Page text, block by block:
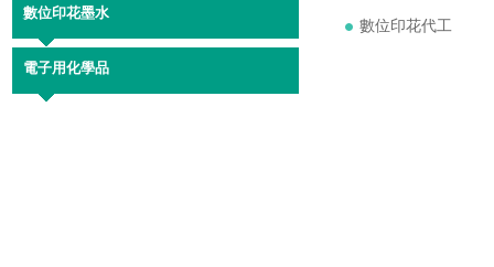
數位印花墨水
電子用化學品
數位印花代工